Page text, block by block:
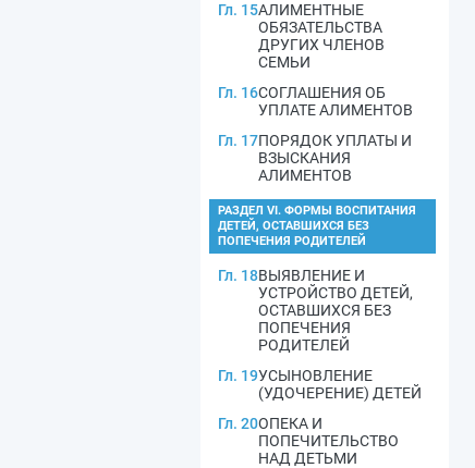
Гл. 15АЛИМЕНТНЫЕ
ОБЯЗАТЕЛЬСТВА
ДРУГИХ ЧЛЕНОВ
СЕМЬИ
Гл. 16СОГЛАШЕНИЯ ОБ
УПЛАТЕ АЛИМЕНТОВ
Гл. 17ПОРЯДОК УПЛАТЫ И
ВЗЫСКАНИЯ
АЛИМЕНТОВ
РАЗДЕЛ VI. ФОРМЫ ВОСПИТАНИЯ
ДЕТЕЙ, ОСТАВШИХСЯ БЕЗ
ПОПЕЧЕНИЯ РОДИТЕЛЕЙ
Гл. 18ВЫЯВЛЕНИЕ И
УСТРОЙСТВО ДЕТЕЙ,
ОСТАВШИХСЯ БЕЗ
ПОПЕЧЕНИЯ
РОДИТЕЛЕЙ
Гл. 19УСЫНОВЛЕНИЕ
(УДОЧЕРЕНИЕ) ДЕТЕЙ
Гл. 20ОПЕКА И
ПОПЕЧИТЕЛЬСТВО
НАД ДЕТЬМИ